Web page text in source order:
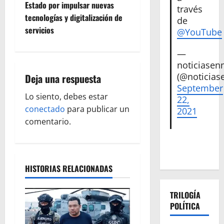
g
a
i
ó
n
e
e
n
Estado por impulsar nuevas
tecnologías y digitalización de
servicios
Deja una respuesta
Lo siento, debes estar
conectado para publicar un
comentario.
HISTORIAS RELACIONADAS
través
de
@YouTube
—
September
22,
2021
TRILOGÍA
POLÍTICA